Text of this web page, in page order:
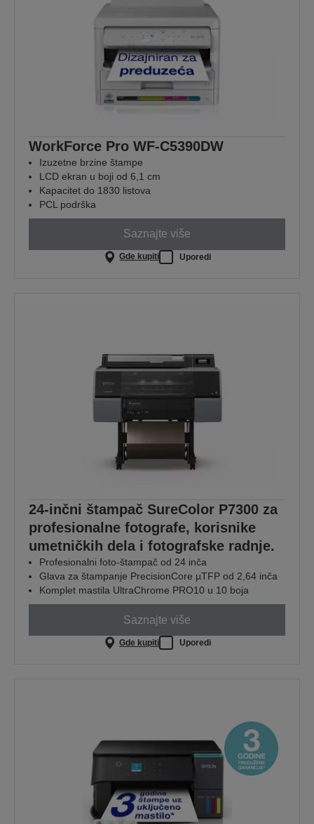
WorkForce Pro WF-C5390DW
Izuzetne brzine štampe
LCD ekran u boji od 6,1 cm
Kapacitet do 1830 listova
PCL podrška
Saznajte više
Gde kupiti Uporedi
24-inčni štampač SureColor P7300 za
profesionalne fotografe, korisnike
umetničkih dela i fotografske radnje.
Profesionalni foto-štampač od 24 inča
Glava za štampanje PrecisionCore µTFP od 2,64 inča
Komplet mastila UltraChrome PRO10 u 10 boja
Saznajte više
Gde kupiti Uporedi